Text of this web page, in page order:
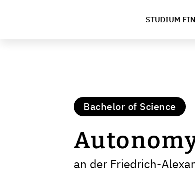
STUDIUM
Bachelor of Science
an der Friedrich-